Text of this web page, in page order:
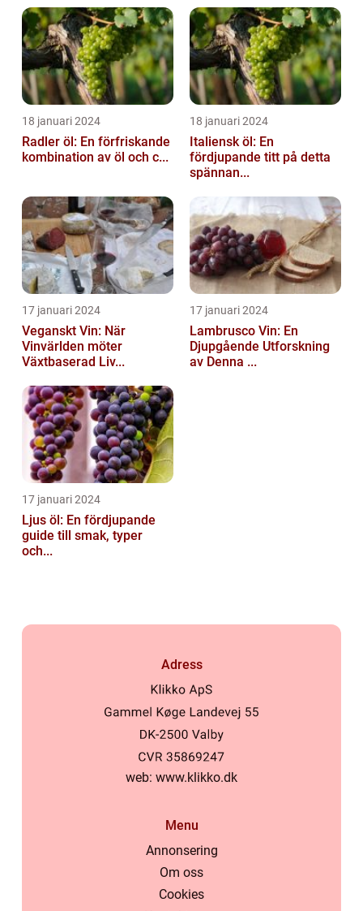
18 januari 2024
Radler öl: En förfriskande
kombination av öl och c...
18 januari 2024
Italiensk öl: En
fördjupande titt på detta
spännan...
17 januari 2024
Veganskt Vin: När
Vinvärlden möter
Växtbaserad Liv...
17 januari 2024
Lambrusco Vin: En
Djupgående Utforskning
av Denna ...
17 januari 2024
Ljus öl: En fördjupande
guide till smak, typer
och...
Adress
web: www.klikko.dk
Menu
Annonsering
Om oss
Cookies